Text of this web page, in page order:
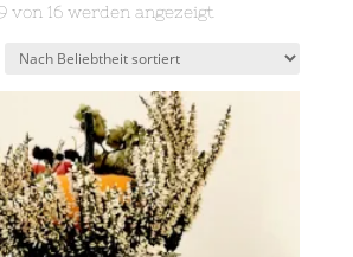
von 16 werden angezeigtNach